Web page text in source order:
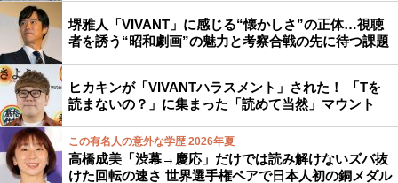
堺雅人「VIVANT」に感じる“懐かしさ”の正体…視聴
者を誘う“昭和劇画”の魅力と考察合戦の先に待つ課題
ヒカキンが「VIVANTハラスメント」された！ 「Tを
読まないの？」に集まった「読めて当然」マウント
この有名人の意外な学歴 2026年夏
高橋成美「渋幕→慶応」だけでは読み解けないズバ抜
けた回転の速さ 世界選手権ペアで日本人初の銅メダル